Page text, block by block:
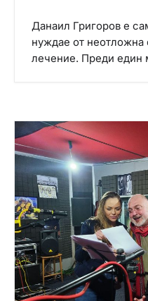
Данаил Григоров е
нуждае от
лечение. Преди един